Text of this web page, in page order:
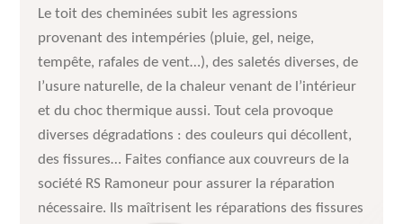
Le toit des cheminées subit les agressions
provenant des intempéries (pluie, gel, neige,
tempête, rafales de vent…), des saletés diverses, de
l’usure naturelle, de la chaleur venant de l’intérieur
et du choc thermique aussi. Tout cela provoque
diverses dégradations : des couleurs qui décollent,
des fissures… Faites confiance aux couvreurs de la
société RS Ramoneur pour assurer la réparation
nécessaire. Ils maîtrisent les réparations des fissures